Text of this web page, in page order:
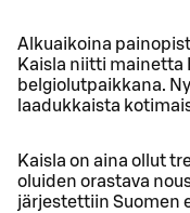
Alkuaikoina
Kaisla niitti mainetta
belgiolutpaikkana.
laadukkaista
Kaisla on aina ollut
oluiden orastava
järjestettiin Suomen